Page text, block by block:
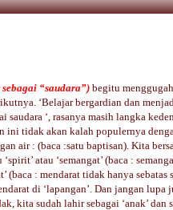
“saudara”) begitu
‘Belajar bergardian dan
‘, rasanya masih langka
ini tidak akan kalah populernya
air : (baca :satu baptisan). Kita
atau ‘semangat’ (baca :
(baca : mendarat tidak hanya sebatas
di ‘lapangan’. Dan jangan lupa
kita sudah lahir sebagai ‘anak’ dan